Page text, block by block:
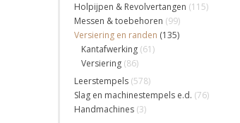
Holpijpen & Revolvertangen (115)
Messen & toebehoren (99)
Versiering en randen (135)
Kantafwerking (61)
Versiering (86)
Leerstempels (578)
Slag en machinestempels e.d. (76)
Handmachines (3)